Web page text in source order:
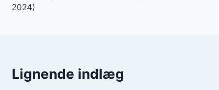
2024)
Lignende indlæg